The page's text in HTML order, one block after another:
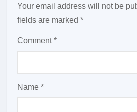
Your email address will not be
fields are marked *
Comment*
Name *